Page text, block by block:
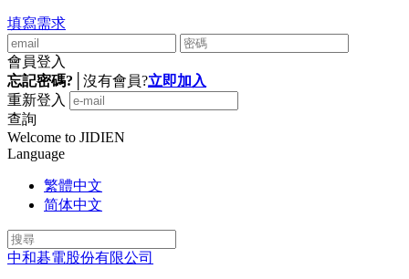
填寫需求
會員登入
忘記密碼?
沒有會員?立即加入
重新登入
查詢
Welcome to JIDIEN
Language
繁體中文
简体中文
中和碁電股份有限公司